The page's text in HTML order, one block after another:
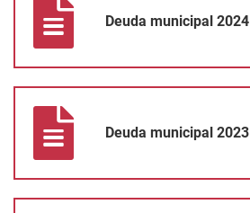
Deuda municipal 2024
Deuda municipal 2023